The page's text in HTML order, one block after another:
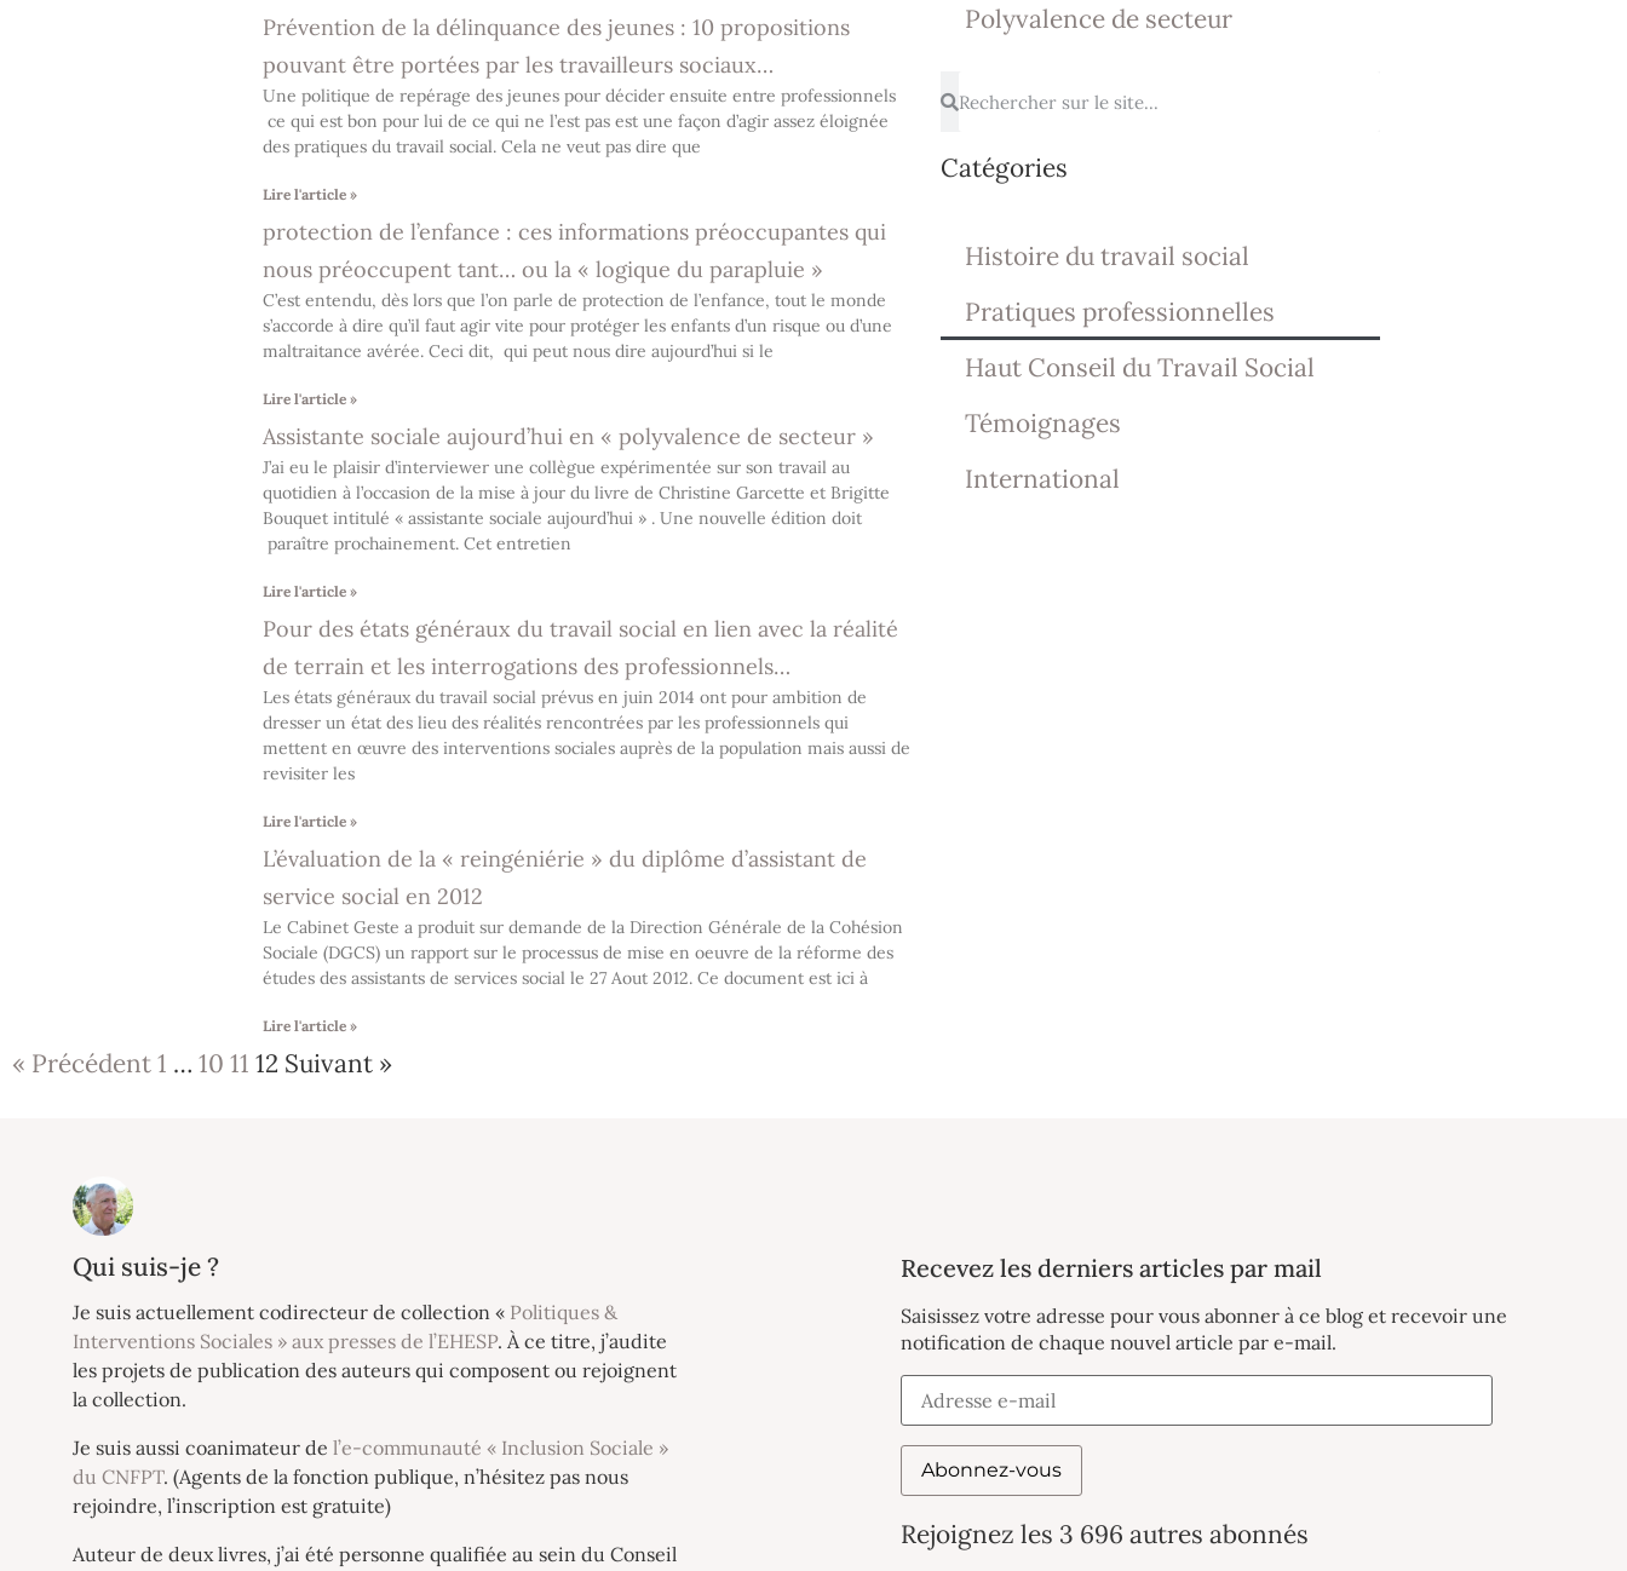
Prévention de la délinquance des jeunes : 10 propositions
pouvant être portées par les travailleurs sociaux…
Une politique de repérage des jeunes pour décider ensuite entre professionnels
ce qui est bon pour lui de ce qui ne l’est pas est une façon d’agir assez éloignée
des pratiques du travail social. Cela ne veut pas dire que
Lire l'article »
protection de l’enfance : ces informations préoccupantes qui
nous préoccupent tant… ou la « logique du parapluie »
C’est entendu, dès lors que l’on parle de protection de l’enfance, tout le monde
s’accorde à dire qu’il faut agir vite pour protéger les enfants d’un risque ou d’une
maltraitance avérée. Ceci dit, qui peut nous dire aujourd’hui si le
Lire l'article »
Assistante sociale aujourd’hui en « polyvalence de secteur »
J’ai eu le plaisir d’interviewer une collègue expérimentée sur son travail au
quotidien à l’occasion de la mise à jour du livre de Christine Garcette et Brigitte
Bouquet intitulé « assistante sociale aujourd’hui » . Une nouvelle édition doit
paraître prochainement. Cet entretien
Lire l'article »
Pour des états généraux du travail social en lien avec la réalité
de terrain et les interrogations des professionnels…
Les états généraux du travail social prévus en juin 2014 ont pour ambition de
dresser un état des lieu des réalités rencontrées par les professionnels qui
mettent en œuvre des interventions sociales auprès de la population mais aussi de
revisiter les
Lire l'article »
L’évaluation de la « reingéniérie » du diplôme d’assistant de
service social en 2012
Le Cabinet Geste a produit sur demande de la Direction Générale de la Cohésion
Sociale (DGCS) un rapport sur le processus de mise en oeuvre de la réforme des
études des assistants de services social le 27 Aout 2012. Ce document est ici à
Lire l'article »
« Précédent1 … 10 11 12 Suivant »
Polyvalence de secteur
Catégories
Histoire du travail social
Pratiques professionnelles
Haut Conseil du Travail Social
Témoignages
International
Qui suis-je ?
Je suis actuellement codirecteur de collection « Politiques &
Interventions Sociales » aux presses de l’EHESP. À ce titre, j’audite
les projets de publication des auteurs qui composent ou rejoignent
la collection.
Je suis aussi coanimateur de l’e-communauté « Inclusion Sociale »
du CNFPT. (Agents de la fonction publique, n’hésitez pas nous
rejoindre, l’inscription est gratuite)
Auteur de deux livres, j’ai été personne qualifiée au sein du Conseil
Recevez les derniers articles par mail
Saisissez votre adresse pour vous abonner à ce blog et recevoir une
notification de chaque nouvel article par e-mail.
Abonnez-vous
Rejoignez les 3 696 autres abonnés